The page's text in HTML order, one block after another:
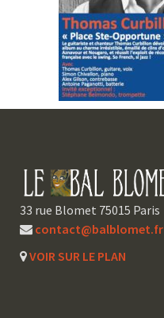
33 rue Blomet 75015 Paris
contact@balblomet.fr
VOIR SUR LE PLAN